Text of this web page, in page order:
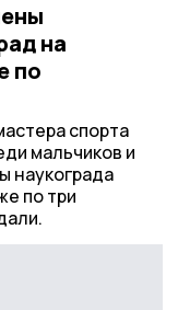
на
по
спорта
мальчиков и
наукограда
по три